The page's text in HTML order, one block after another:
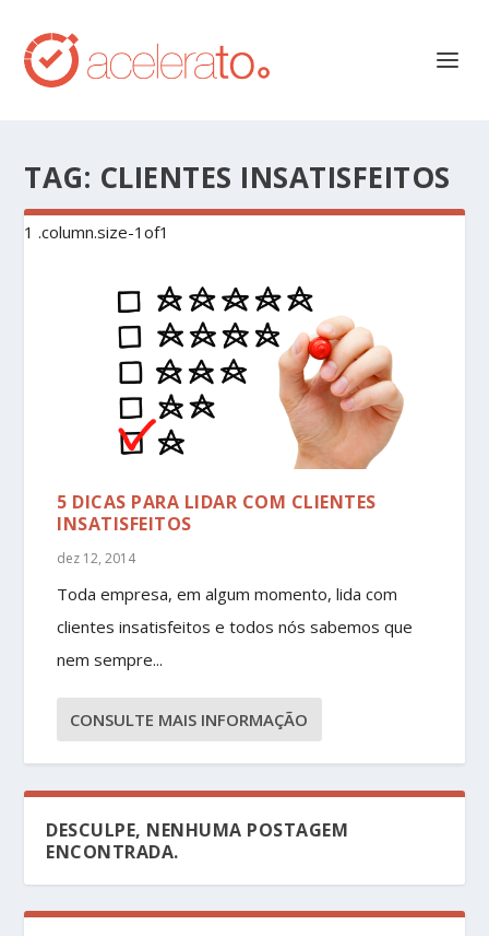
TAG: CLIENTES INSATISFEITOS
5 DICAS PARA LIDAR COM CLIENTES
INSATISFEITOS
dez 12, 2014
Toda empresa, em algum momento, lida com
clientes insatisfeitos e todos nós sabemos que
nem sempre...
CONSULTE MAIS INFORMAÇÃO
DESCULPE, NENHUMA POSTAGEM
ENCONTRADA.